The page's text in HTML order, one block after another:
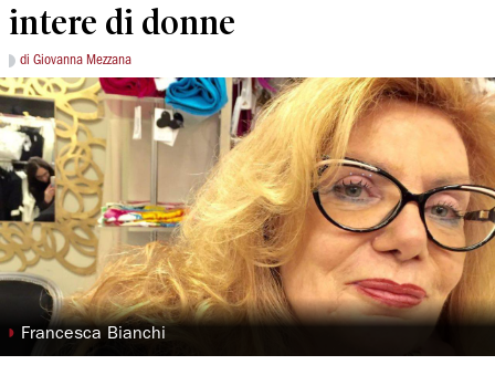
intere di donne
di Giovanna Mezzana
◗ Francesca Bianchi